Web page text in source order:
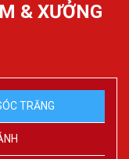
& XƯỞNG
TRĂNG